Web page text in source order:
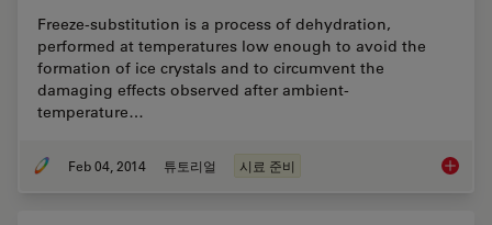
Freeze-substitution is a process of dehydration,
performed at temperatures low enough to avoid the
formation of ice crystals and to circumvent the
damaging effects observed after ambient-
temperature…
Feb 04, 2014 튜토리얼 시료 준비 Brief